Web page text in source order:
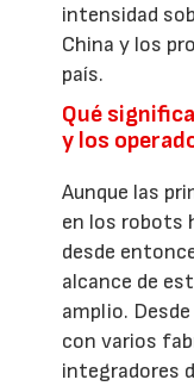
intensidad
China y los
país.
Qué
y los
Aunque las
en los robots
desde
alcance de
amplio.
con varios
integradores